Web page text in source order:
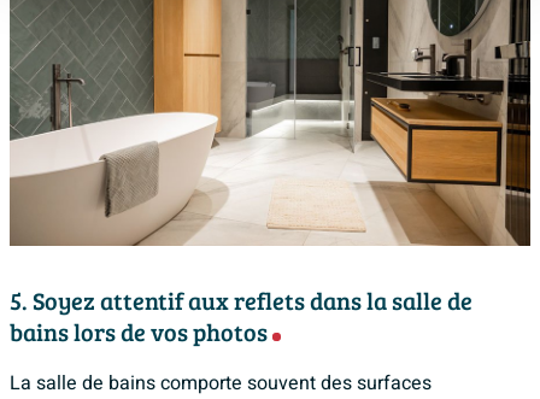
5. Soyez attentif aux reflets dans la salle de
bains lors de vos photos
La salle de bains comporte souvent des surfaces